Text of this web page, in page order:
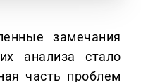
замечания
анализа стало
часть проблем